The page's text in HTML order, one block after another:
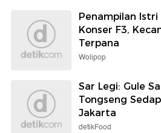
Penampilan Istri
Konser F3,
Terpana
Wolipop
Sar Legi: Gule
Tongseng
Jakarta
detikFood